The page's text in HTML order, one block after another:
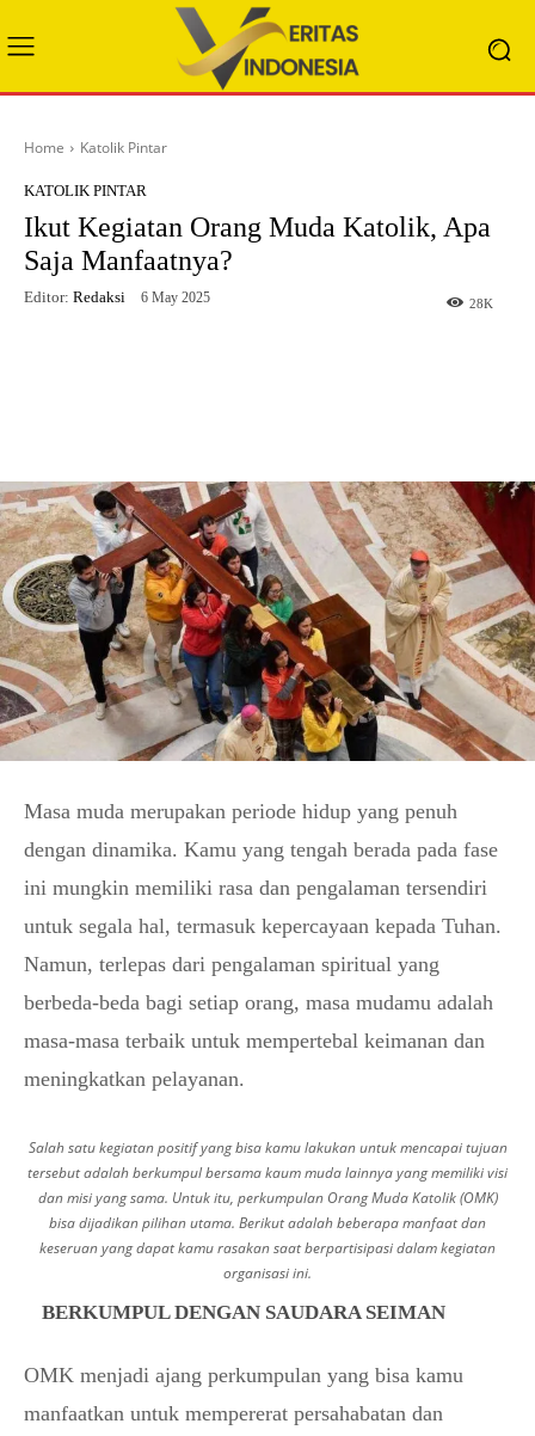
Home Katolik Pintar
KATOLIK PINTAR
Ikut Kegiatan Orang Muda Katolik, Apa
Saja Manfaatnya?
28K
Editor: Redaksi 6 May 2025
Masa muda merupakan periode hidup yang penuh
dengan dinamika. Kamu yang tengah berada pada fase
ini mungkin memiliki rasa dan pengalaman tersendiri
untuk segala hal, termasuk kepercayaan kepada Tuhan.
Namun, terlepas dari pengalaman spiritual yang
berbeda-beda bagi setiap orang, masa mudamu adalah
masa-masa terbaik untuk mempertebal keimanan dan
meningkatkan pelayanan.
Salah satu kegiatan positif yang bisa kamu lakukan untuk mencapai tujuan
tersebut adalah berkumpul bersama kaum muda lainnya yang memiliki visi
dan misi yang sama. Untuk itu, perkumpulan Orang Muda Katolik (OMK)
bisa dijadikan pilihan utama. Berikut adalah beberapa manfaat dan
keseruan yang dapat kamu rasakan saat berpartisipasi dalam kegiatan
organisasi ini.
BERKUMPUL DENGAN SAUDARA SEIMAN
OMK menjadi ajang perkumpulan yang bisa kamu
manfaatkan untuk mempererat persahabatan dan